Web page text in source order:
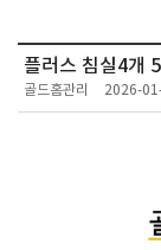
플러스 침실4개
골드홈관리 2026-